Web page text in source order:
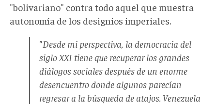
"bolivariano" contra todo aquel que muestra
autonomía de los designios imperiales.
"Desde mi perspectiva, la democracia del
siglo XXI tiene que recuperar los grandes
diálogos sociales después de un enorme
desencuentro donde algunos parecían
regresar a la búsqueda de atajos. Venezuela